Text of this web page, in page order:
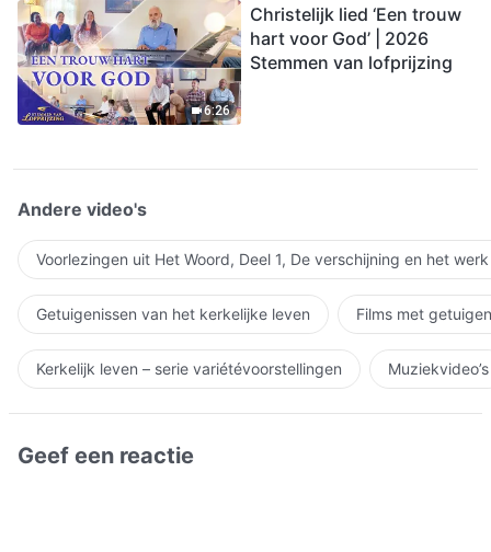
6:26
Christelijk lied ‘Een trouw
hart voor God’ | 2026
Stemmen van lofprijzing
Andere video's
Voorlezingen uit Het Woord, Deel 1, De verschijning en het
Getuigenissen van het kerkelijke leven Films met
Kerkelijk leven – serie variétévoorstellingen Muziekvideo’s
Geef een reactie